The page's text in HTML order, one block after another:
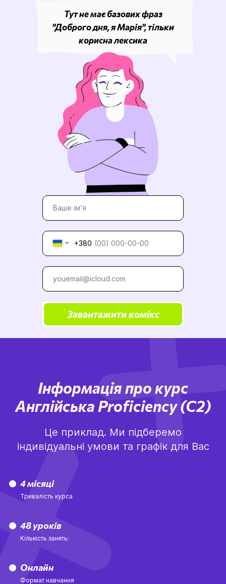
Тут не має базових фраз
"Доброго дня, я Марія", тільки
корисна лексика
+380
Завантажити комікс
Інформація про курс
Англійська Proficiency (C2)
Це приклад. Ми підберемо
індивідуальні умови та графік для Вас
4 місяці
Тривалість курса
48 уроків
Кількість занять:
Онлайн
Формат навчання